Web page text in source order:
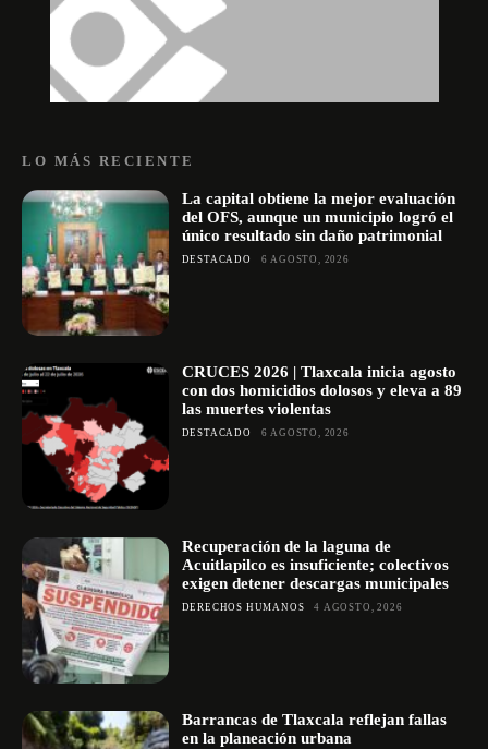
LO MÁS RECIENTE
La capital obtiene la mejor evaluación
del OFS, aunque un municipio logró el
único resultado sin daño patrimonial
DESTACADO 6 AGOSTO, 2026
CRUCES 2026 | Tlaxcala inicia agosto
con dos homicidios dolosos y eleva a 89
las muertes violentas
DESTACADO 6 AGOSTO, 2026
Recuperación de la laguna de
Acuitlapilco es insuficiente; colectivos
exigen detener descargas municipales
DERECHOS HUMANOS 4 AGOSTO, 2026
Barrancas de Tlaxcala reflejan fallas
en la planeación urbana